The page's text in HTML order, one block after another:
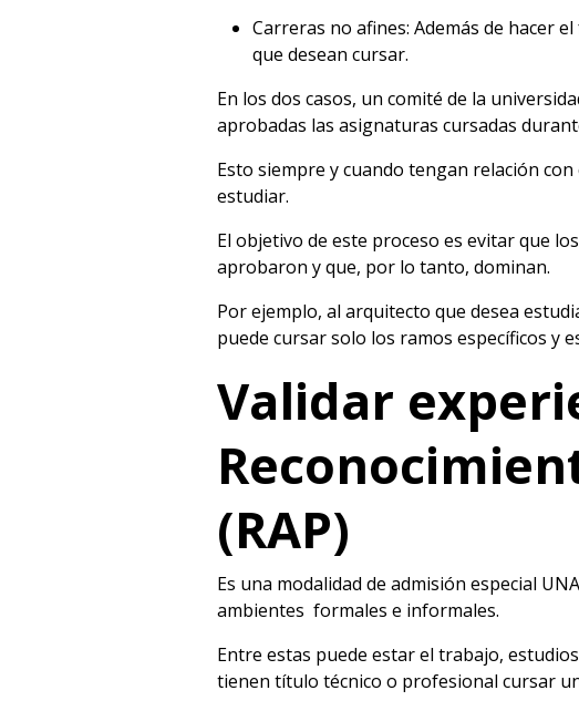
Carreras no afines: Además de hacer
que desean cursar.
En los dos casos, un comité de la
aprobadas las asignaturas cursadas
Esto siempre y cuando tengan relación
estudiar.
El objetivo de este proceso es evitar que
aprobaron y que, por lo tanto, dominan.
Por ejemplo, al arquitecto que desea
puede cursar solo los ramos específicos y
Validar
(RAP)
Es una modalidad de admisión especial
ambientes formales e informales.
Entre estas puede estar el trabajo,
tienen título técnico o profesional cursar